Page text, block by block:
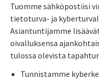
Tuomme sähköpostiisi
tietoturva- ja
Asiantuntijamme
oivalluksensa
tulossa olevista
Tunnistamme